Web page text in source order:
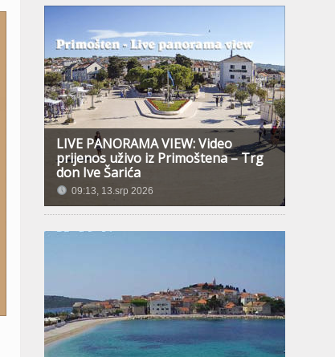
LIVE PANORAMA VIEW: Video
prijenos uživo iz Primoštena – Trg
don Ive Šarića
09:13, 13.srp 2026